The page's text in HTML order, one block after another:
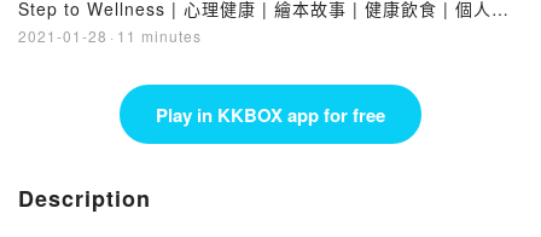
故事
Step to Wellness | 心理健康 | 繪本故事 | 健康飲食 | 個人成
長
2021-01-28 · 11 minutes
Play in KKBOX app for free
Description